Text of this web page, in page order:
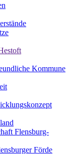
Kommune
Flensburg-
Förde